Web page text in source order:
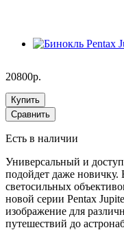
20800р.
Купить
Сравнить
Есть в наличии
Универсальный и
подойдет даже новичку.
светосильных
новой серии Pentax
изображение для
путешествий до